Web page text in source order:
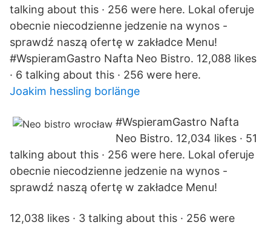
talking about this · 256 were here. Lokal oferuje
obecnie niecodzienne jedzenie na wynos -
sprawdź naszą ofertę w zakładce Menu!
#WspieramGastro Nafta Neo Bistro. 12,088 likes
· 6 talking about this · 256 were here.
Joakim hessling borlänge
#WspieramGastro Nafta
Neo Bistro. 12,034 likes · 51
talking about this · 256 were here. Lokal oferuje
obecnie niecodzienne jedzenie na wynos -
sprawdź naszą ofertę w zakładce Menu!
12,038 likes · 3 talking about this · 256 were